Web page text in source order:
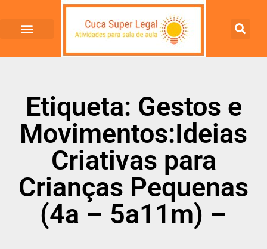
Etiqueta: Gestos e
Movimentos:Ideias
Criativas para
Crianças Pequenas
(4a – 5a11m) –